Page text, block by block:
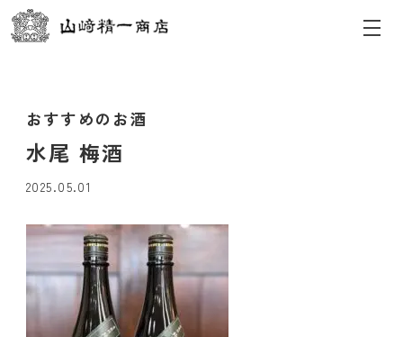
おすすめのお酒
水尾 梅酒
2025.05.01